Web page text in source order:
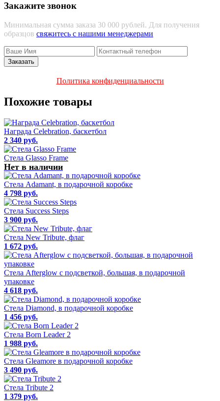
Закажите звонок
Минимальная сумма заказа 30 000 рублей. Для получения
образцов свяжитесь с нашими менеджерами
Политика конфиденциальности
Похожие товары
Награда Celebration, баскетбол
2 340 руб.
Стела Glasso Frame
Нет в наличии
Стела Adamant, в подарочной коробке
4 798 руб.
Стела Success Steps
3 900 руб.
Стела New Tribute, флаг
1 672 руб.
Стела Afterglow с подсветкой, большая, в подарочной
упаковке
4 618 руб.
Стела Diamond, в подарочной коробке
1 456 руб.
Стела Born Leader 2
1 988 руб.
Стела Gleamore в подарочной коробке
3 490 руб.
Стела Tribute 2
1 379 руб.